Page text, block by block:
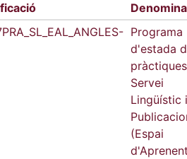
Programa
d'estada
Servei
Lingüístic
(Espai